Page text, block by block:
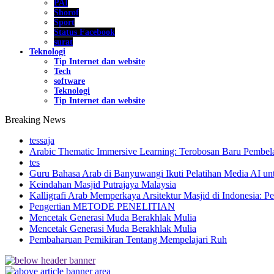
PAI
Shorof
Sport
Status Facebook
surat
Teknologi
Tip Internet dan website
Tech
software
Teknologi
Tip Internet dan website
Breaking News
tessaja
Arabic Thematic Immersive Learning: Terobosan Baru
tes
Guru Bahasa Arab di Banyuwangi Ikuti Pelatihan Media AI
Keindahan Masjid Putrajaya Malaysia
Kalligrafi Arab Memperkaya Arsitektur Masjid di Indonesia:
Pengertian METODE PENELITIAN
Mencetak Generasi Muda Berakhlak Mulia
Mencetak Generasi Muda Berakhlak Mulia
Pembaharuan Pemikiran Tentang Mempelajari Ruh